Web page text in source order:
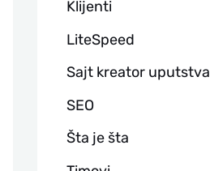
Klijenti
LiteSpeed
Sajt kreator uputstva
SEO
Šta je šta